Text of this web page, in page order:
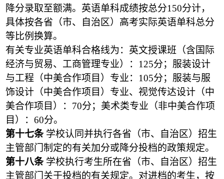
降分录取至额满。英语单科成绩按总分150分计，
具体按各省（市、自治区）高考实际英语单科总分
等比例换算。
有关专业英语单科合格线为：英文授课班（含国际
经济与贸易、工商管理专业）：125分；服装设计
与工程（中美合作项目）专业：105分；服装与服
饰设计（中美合作项目）专业、视觉传达设计（中
美合作项目）：70分；美术类专业（非中美合作项
目）：60分。
第十七条学校认同并执行各省（市、自治区）招生
主管部门制定的有关加分或降分投档的政策规定。
第十八条学校执行考生所在省（市、自治区）招生
主管部门关于投档的有关规定。对进档的考生，按